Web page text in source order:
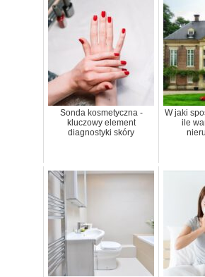
Sonda kosmetyczna -
kluczowy element
diagnostyki skóry
W jaki
ile